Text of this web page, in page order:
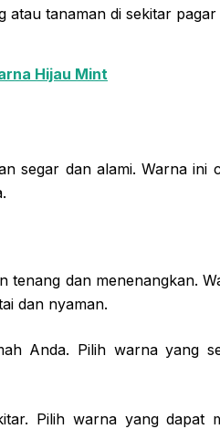
atau tanaman di sekitar
Hijau Mint
segar dan alami. Warna
tenang dan menenangkan.
dan nyaman.
Anda. Pilih warna yang
Pilih warna yang dapat